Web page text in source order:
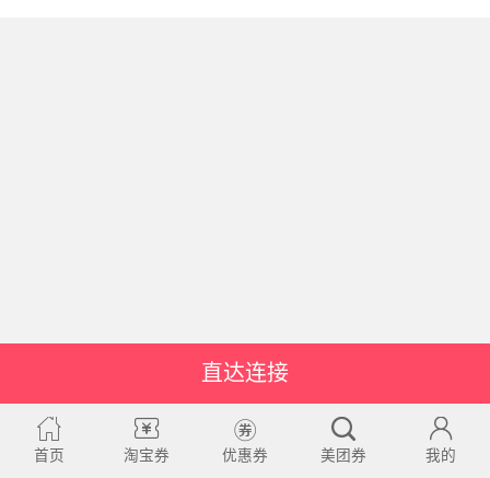
直达连接
首页 淘宝券 优惠券 美团券 我的